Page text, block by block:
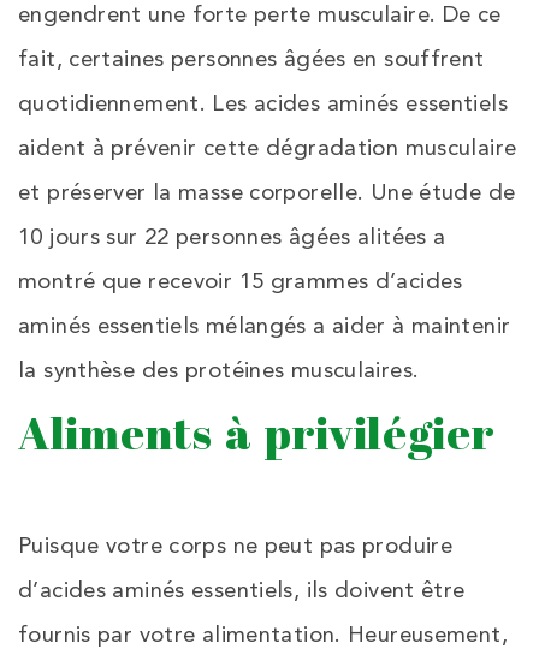
engendrent une forte perte musculaire. De ce
fait, certaines personnes âgées en souffrent
quotidiennement. Les acides aminés essentiels
aident à prévenir cette dégradation musculaire
et préserver la masse corporelle. Une étude de
10 jours sur 22 personnes âgées alitées a
montré que recevoir 15 grammes d’acides
aminés essentiels mélangés a aider à maintenir
la synthèse des protéines musculaires.
Aliments à privilégier
Puisque votre corps ne peut pas produire
d’acides aminés essentiels, ils doivent être
fournis par votre alimentation. Heureusement,